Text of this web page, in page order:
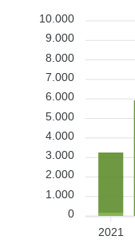
10.000
9.000
8.000
7.000
6.000
5.000
4.000
3.000
2.000
1.000
0
2021